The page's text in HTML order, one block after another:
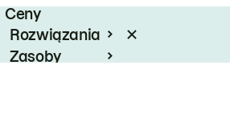
Ceny
Rozwiązania
Zasoby